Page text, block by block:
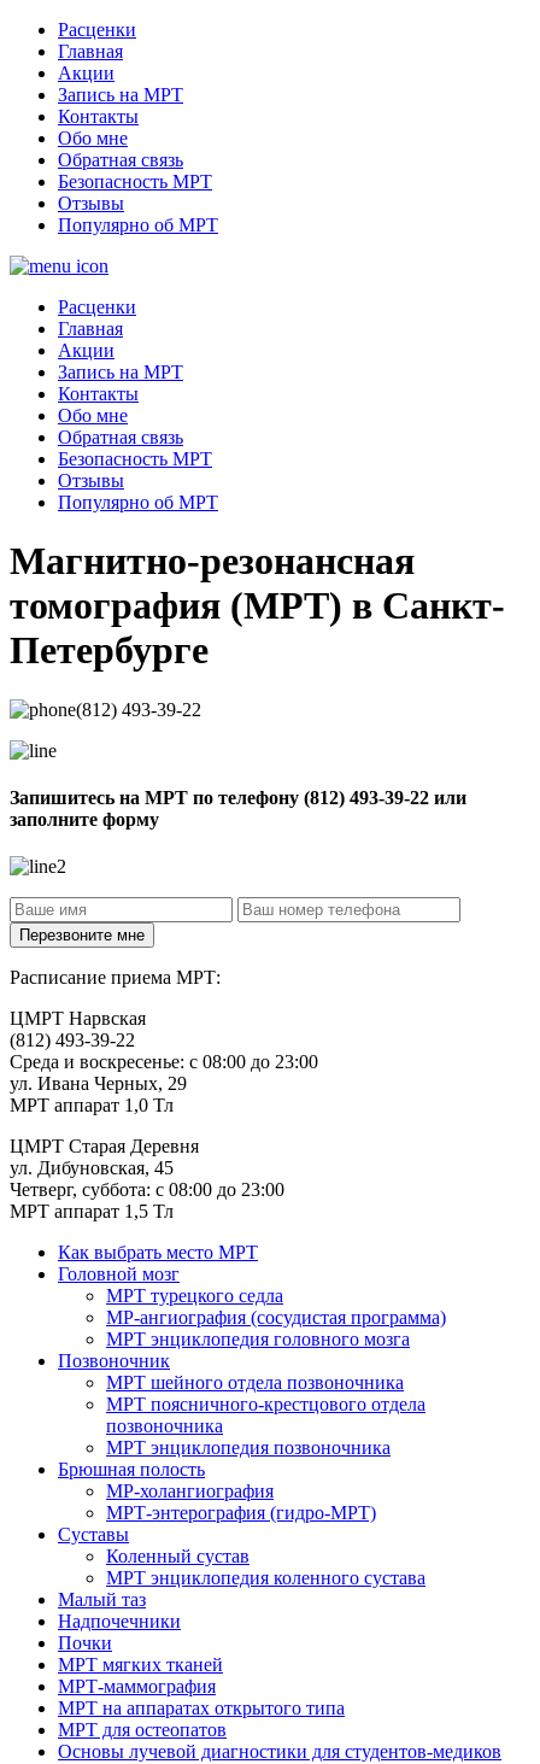
Расценки
Главная
Акции
Запись на МРТ
Контакты
Обо мне
Обратная связь
Безопасность МРТ
Отзывы
Популярно об МРТ
Расценки
Главная
Акции
Запись на МРТ
Контакты
Обо мне
Обратная связь
Безопасность МРТ
Отзывы
Популярно об МРТ
Магнитно-резонансная
томография (МРТ) в Санкт-
Петербурге
(812) 493-39-22
Запишитесь на МРТ по телефону (812) 493-39-22 или
заполните форму
Расписание приема МРТ:
ЦМРТ Нарвская
(812) 493-39-22
Среда и воскресенье: с 08:00 до 23:00
ул. Ивана Черных, 29
МРТ аппарат 1,0 Тл
ЦМРТ Старая Деревня
ул. Дибуновская, 45
Четверг, суббота: с 08:00 до 23:00
МРТ аппарат 1,5 Тл
Как выбрать место МРТ
Головной мозг
МРТ турецкого седла
МР-ангиография (сосудистая программа)
МРТ энциклопедия головного мозга
Позвоночник
МРТ шейного отдела позвоночника
МРТ поясничного-крестцового отдела
позвоночника
МРТ энциклопедия позвоночника
Брюшная полость
МР-холангиография
МРТ-энтерография (гидро-МРТ)
Суставы
Коленный сустав
МРТ энциклопедия коленного сустава
Малый таз
Надпочечники
Почки
МРТ мягких тканей
МРТ-маммография
МРТ на аппаратах открытого типа
МРТ для остеопатов
Основы лучевой диагностики для студентов-медиков